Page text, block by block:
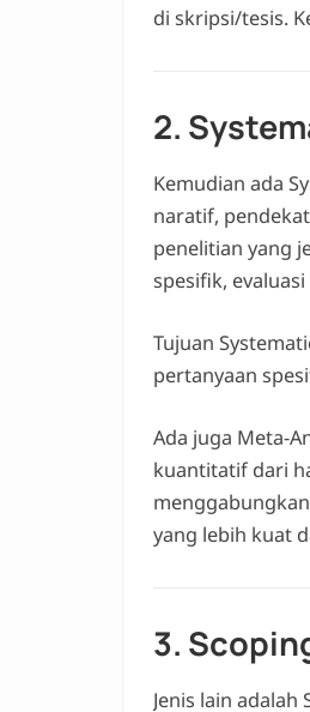
di skripsi/tesis.
2.
Kemudian ada
naratif,
penelitian yang
spesifik,
Tujuan
pertanyaan
Ada juga Meta-
kuantitatif dari
yang lebih kuat
3.
Jenis lain